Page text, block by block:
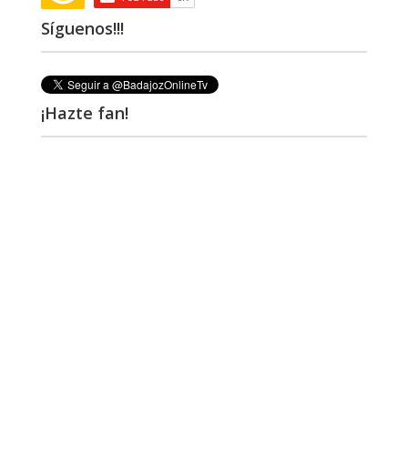
Síguenos!!!
¡Hazte fan!